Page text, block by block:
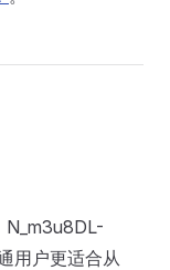
N_m3u8DL-
用户更适合从